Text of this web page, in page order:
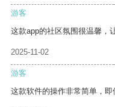
游客
这款app的社区氛围很温馨，
2025-11-02
游客
这款软件的操作非常简单，即